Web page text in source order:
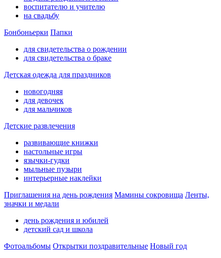
воспитателю и учителю
на свадьбу
Бонбоньерки Папки
для свидетельства о рождении
для свидетельства о браке
Детская одежда для праздников
новогодняя
для девочек
для мальчиков
Детские развлечения
развивающие книжки
настольные игры
язычки-гудки
мыльные пузыри
интерьерные наклейки
Приглашения на день рождения Мамины сокровища Ленты,
значки и медали
день рождения и юбилей
детский сад и школа
Фотоальбомы Открытки поздравительные Новый год